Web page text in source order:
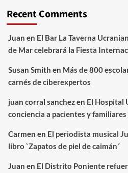
Recent Comments
Juan en El Bar La Taverna
de Mar celebrará la Fiesta
Susan Smith en Más de 800
carnés de ciberexpertos
juan corral sanchezen El Hospital
conciencia a pacientes y
Carmen en El periodista musical
libro `Zapatos de piel de caimán´
Juan en El Distrito Poniente